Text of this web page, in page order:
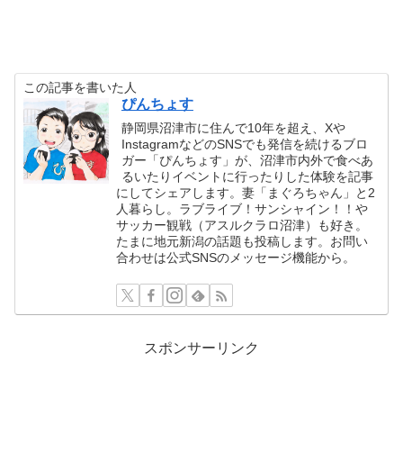
この記事を書いた人
ぴんちょす
静岡県沼津市に住んで10年を超え、Xや
InstagramなどのSNSでも発信を続けるブロ
ガー「ぴんちょす」が、沼津市内外で食べあ
るいたりイベントに行ったりした体験を記事
にしてシェアします。妻「まぐろちゃん」と2
人暮らし。ラブライブ！サンシャイン！！や
サッカー観戦（アスルクラロ沼津）も好き。
たまに地元新潟の話題も投稿します。お問い
合わせは公式SNSのメッセージ機能から。
スポンサーリンク